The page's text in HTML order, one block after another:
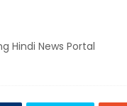
Hindi News Portal